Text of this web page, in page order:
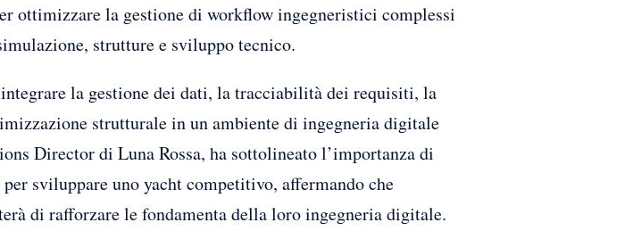
ottimizzare la gestione di workflow ingegneristici complessi
strutture e sviluppo tecnico.
la gestione dei dati, la tracciabilità dei requisiti, la
strutturale in un ambiente di ingegneria digitale
Director di Luna Rossa, ha sottolineato l’importanza di
sviluppare uno yacht competitivo, affermando che
di rafforzare le fondamenta della loro ingegneria digitale.